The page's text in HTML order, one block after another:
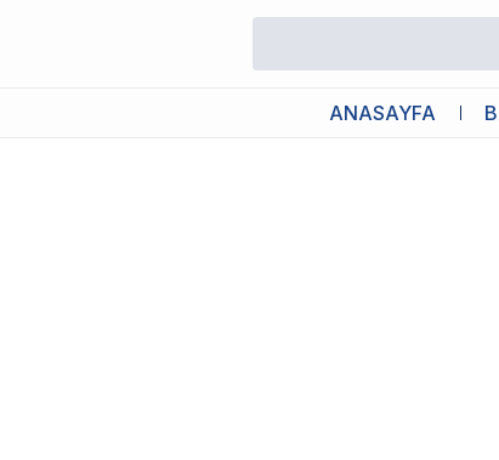
ANASAYFA